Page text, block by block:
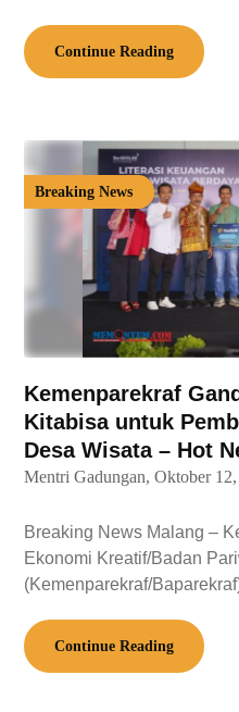
Continue Reading
Breaking News
Kemenparekraf
Kitabisa untuk
Desa Wisata – Hot
Mentri Gadungan, Oktober
Breaking News Malang –
Ekonomi Kreatif/Badan
(Kemenparekraf/
Continue Reading